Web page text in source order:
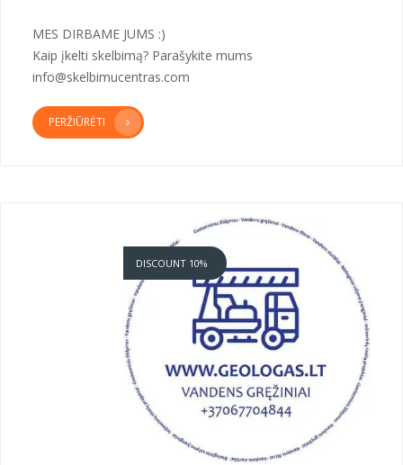
MES DIRBAME JUMS :)
Kaip įkelti skelbimą? Parašykite mums
info@skelbimucentras.com
PERŽIŪRĖTI
DISCOUNT 10%